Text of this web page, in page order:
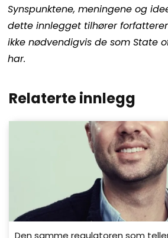
Synspunktene, meningene og
dette innlegget tilhører
ikke nødvendigvis de som State
har.
Relaterte innlegg
Den samme regulatoren som